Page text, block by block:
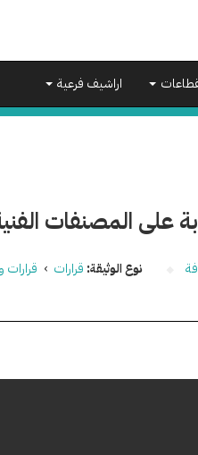
اراشيف فرعية
على المصنفات
نوع الوثيقة: قرارات › قرارات